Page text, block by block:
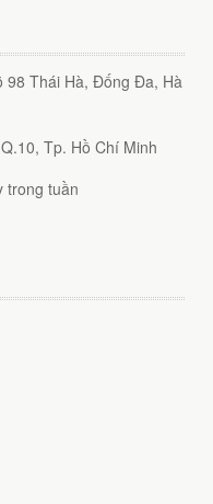
98 Thái Hà, Đống Đa, Hà
Tp. Hồ Chí Minh
trong tuần